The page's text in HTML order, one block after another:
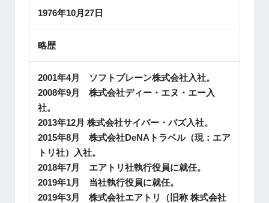
1976年10月27日
略歴
2001年4月 ソフトブレーン株式会社入社。
2008年9月 株式会社ディー・エヌ・エー入
社。
2013年12月 株式会社サイバー・バズ入社。
2015年8月 株式会社DeNAトラベル（現：エア
トリ社）入社。
2018年7月 エアトリ社執行役員に就任。
2019年1月 当社執行役員に就任。
2019年3月 株式会社エアトリ（旧称 株式会社